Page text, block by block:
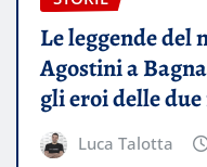
Le leggende del
Agostini a
gli eroi delle
Luca Talotta